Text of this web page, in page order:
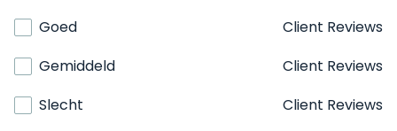
Goed
Client Reviews
Gemiddeld
Client Reviews
Slecht
Client Reviews